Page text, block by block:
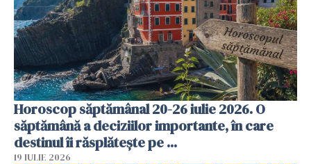
Horoscop săptămânal 20-26 iulie 2026. O
săptămână a deciziilor importante, în care
destinul îi răsplătește pe ...
19 IULIE 2026